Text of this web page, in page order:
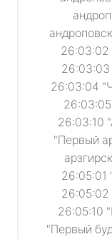
26:03:02
26:03:03
26:03:04
26:03:10
"Первый
26:05:01
26:05:02
26:05:10
"Первый